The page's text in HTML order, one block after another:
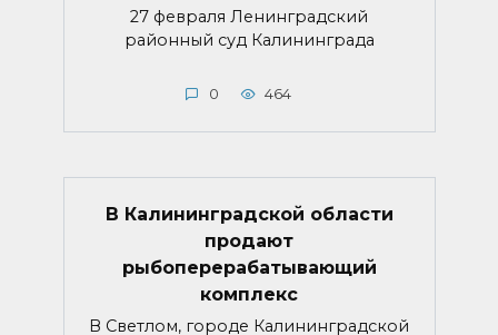
27 февраля Ленинградский
районный суд Калининграда
0 464
В Калининградской области
продают
рыбоперерабатывающий
комплекс
В Светлом, городе Калининградской